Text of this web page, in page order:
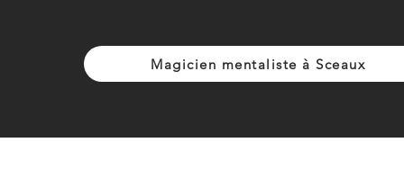
Magicien mentaliste à Sceaux